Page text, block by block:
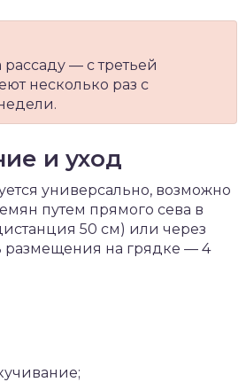
— с третьей
несколько раз с
и уход
универсально, возможно
путем прямого сева в
50 см) или через
размещения на грядке — 4